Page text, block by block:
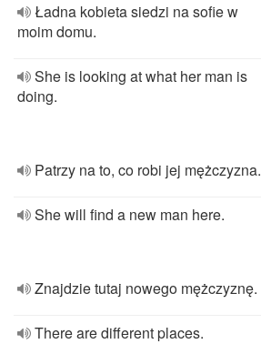
Ładna kobieta siedzi na sofie w
moim domu.
She is looking at what her man is
doing.
Patrzy na to, co robi jej mężczyzna.
She will find a new man here.
Znajdzie tutaj nowego mężczyznę.
There are different places.